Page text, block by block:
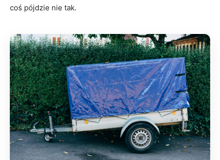
coś pójdzie nie tak.